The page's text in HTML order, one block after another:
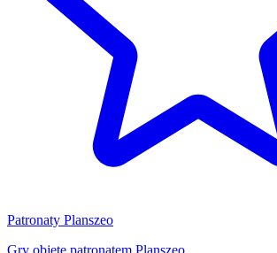
Patronaty Planszeo
Gry objęte patronatem Planszeo